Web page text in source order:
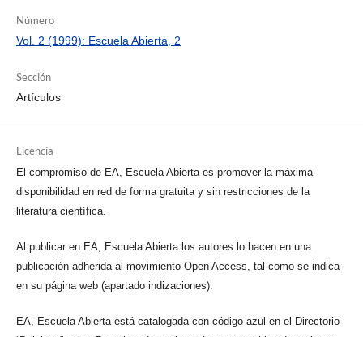
Número
Vol. 2 (1999): Escuela Abierta, 2
Sección
Artículos
Licencia
El compromiso de EA, Escuela Abierta es promover la máxima
disponibilidad en red de forma gratuita y sin restricciones de la
literatura científica.
Al publicar en EA, Escuela Abierta los autores lo hacen en una
publicación adherida al movimiento Open Access, tal como se indica
en su página web (apartado indizaciones).
EA, Escuela Abierta está catalogada con código azul en el Directorio